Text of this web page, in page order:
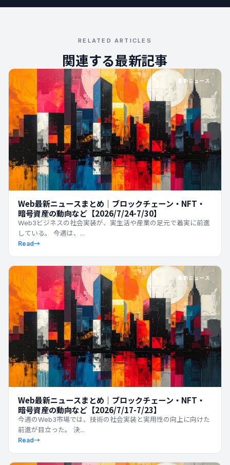
RELATED ARTICLES
関連する最新記事
最新ニュース
Web最新ニュースまとめ｜ブロックチェーン・NFT・
暗号資産の動向など【2026/7/24-7/30】
Web3ビジネスの社会実装が、実生活や産業の足元で着実に前進
している。 今週は、...
Read→
最新ニュース
Web最新ニュースまとめ｜ブロックチェーン・NFT・
暗号資産の動向など【2026/7/17-7/23】
今週のWeb3市場では、技術の社会実装と実用性の向上に向けた
前進が目立った。 決...
Read→